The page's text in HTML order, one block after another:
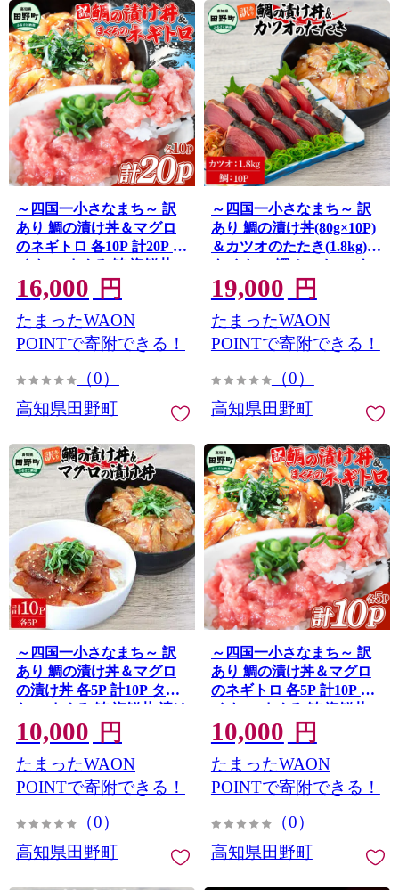
～四国一小さなまち～ 訳
あり 鯛の漬け丼＆マグロ
のネギトロ 各10P 計20P タ
イ たい まぐろ 鮪 海鮮丼
ねぎとろ まぐろたたき 粗
挽き ねぎとろ丼 ネギトロ
丼 魚介 惣菜 おかず 訳アリ
16,000 円
たまったWAON
POINTで寄附できる！
（0）
高知県田野町
～四国一小さなまち～ 訳
あり 鯛の漬け丼(80g×10P)
＆カツオのたたき(1.8kg)
タイ たい 鰹 かつお 1.8キ
ロ 海鮮 海鮮丼 どんぶり タ
タキ 刺身 魚介 魚 惣菜 お
かず 新鮮 訳アリ
19,000 円
たまったWAON
POINTで寄附できる！
（0）
高知県田野町
～四国一小さなまち～ 訳
あり 鯛の漬け丼＆マグロ
の漬け丼 各5P 計10P タイ
たい まぐろ 鮪 海鮮丼 漬け
丼 魚 魚介 海鮮丼 海鮮 惣
菜 おかず 真空パック 個包
装 小分け 訳アリ
10,000 円
たまったWAON
POINTで寄附できる！
（0）
高知県田野町
～四国一小さなまち～ 訳
あり 鯛の漬け丼＆マグロ
のネギトロ 各5P 計10P タ
イ たい まぐろ 鮪 海鮮丼
ねぎとろ まぐろたたき 粗
挽き ねぎとろ丼 ネギトロ
丼 魚介 惣菜 おかず 訳アリ
10,000 円
たまったWAON
POINTで寄附できる！
（0）
高知県田野町